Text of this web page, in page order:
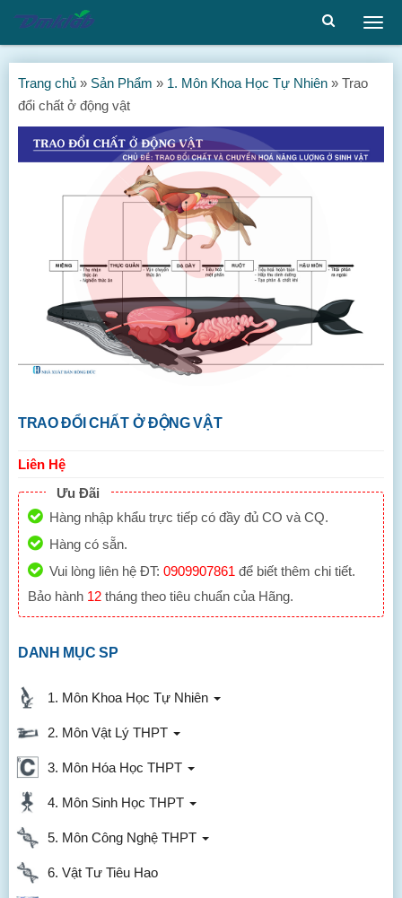
Trang chủ » Sản Phẩm » 1. Môn Khoa Học Tự Nhiên » Trao
đổi chất ở động vật
TRAO ĐỔI CHẤT Ở ĐỘNG VẬT
Liên Hệ
Ưu Đãi
Hàng nhập khẩu trực tiếp có đầy đủ CO và CQ.
Hàng có sẵn.
Vui lòng liên hệ ĐT: 0909907861 để biết thêm chi tiết.
Bảo hành 12 tháng theo tiêu chuẩn của Hãng.
DANH MỤC SP
1. Môn Khoa Học Tự Nhiên
2. Môn Vật Lý THPT
3. Môn Hóa Học THPT
4. Môn Sinh Học THPT
5. Môn Công Nghệ THPT
6. Vật Tư Tiêu Hao